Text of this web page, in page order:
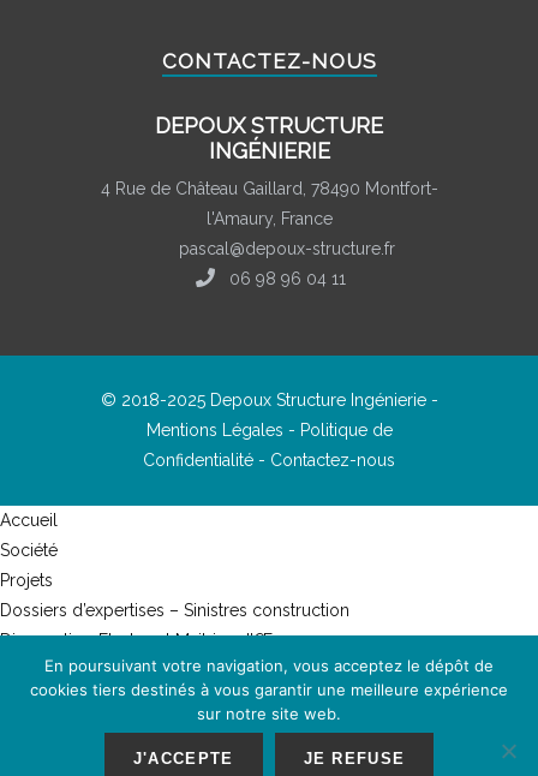
CONTACTEZ-NOUS
DEPOUX STRUCTURE
INGÉNIERIE
4 Rue de Château Gaillard, 78490 Montfort-
l'Amaury, France
pascal@depoux-structure.fr
06 98 96 04 11
© 2018-2025 Depoux Structure Ingénierie -
Mentions Légales - Politique de
Confidentialité - Contactez-nous
Accueil
Société
Projets
Dossiers d’expertises – Sinistres construction
Diagnostics, Etudes et Maitrise d’Œuvre
Les ouvrages provisoires
Veille technique et Pathologie du bâtiment
Outils de diagnostic et d’études
Matériel d’investigation
En poursuivant votre navigation, vous acceptez le dépôt de
cookies tiers destinés à vous garantir une meilleure expérience
sur notre site web.
J'ACCEPTE JE REFUSE